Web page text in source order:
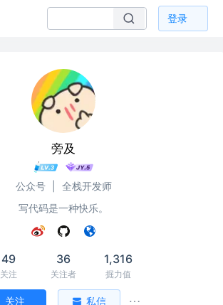
登录
旁及
公众号
全栈开发师
写代码是一种快乐。
49
关注
36
关注者
1,316
掘力值
关注 私信